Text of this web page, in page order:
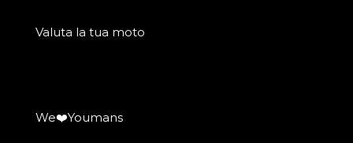
Valuta la tua moto
We❤️Youmans